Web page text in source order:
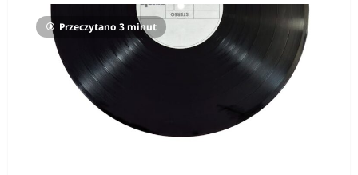
Przeczytano 3 minut